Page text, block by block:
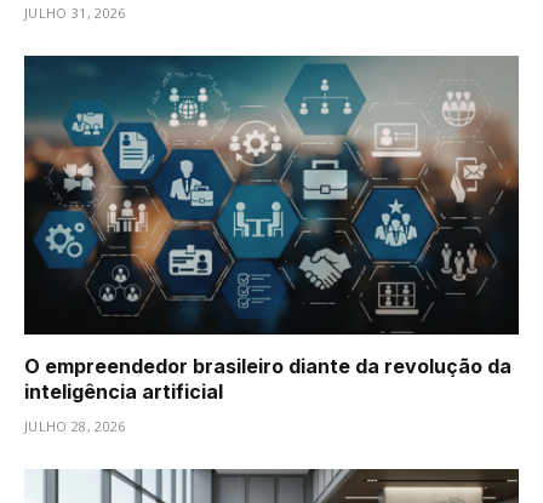
JULHO 31, 2026
O empreendedor brasileiro diante da revolução da
inteligência artificial
JULHO 28, 2026